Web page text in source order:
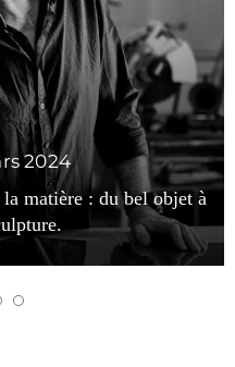
2024
matière : du bel objet à